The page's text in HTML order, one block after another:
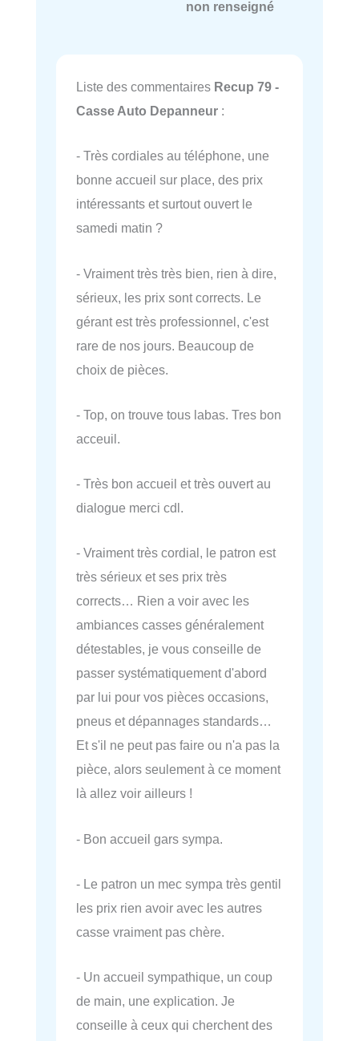
non renseigné
Liste des commentaires Recup 79 -
Casse Auto Depanneur :
- Très cordiales au téléphone, une
bonne accueil sur place, des prix
intéressants et surtout ouvert le
samedi matin ?
- Vraiment très très bien, rien à dire,
sérieux, les prix sont corrects. Le
gérant est très professionnel, c'est
rare de nos jours. Beaucoup de
choix de pièces.
- Top, on trouve tous labas. Tres bon
acceuil.
- Très bon accueil et très ouvert au
dialogue merci cdl.
- Vraiment très cordial, le patron est
très sérieux et ses prix très
corrects… Rien a voir avec les
ambiances casses généralement
détestables, je vous conseille de
passer systématiquement d'abord
par lui pour vos pièces occasions,
pneus et dépannages standards…
Et s'il ne peut pas faire ou n'a pas la
pièce, alors seulement à ce moment
là allez voir ailleurs !
- Bon accueil gars sympa.
- Le patron un mec sympa très gentil
les prix rien avoir avec les autres
casse vraiment pas chère.
- Un accueil sympathique, un coup
de main, une explication. Je
conseille à ceux qui cherchent des